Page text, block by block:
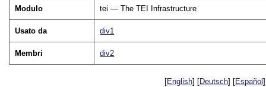
Modulo tei — The TEI Infrastructure
Usato da div1
Membri div2
[English] [Deutsch] [Español